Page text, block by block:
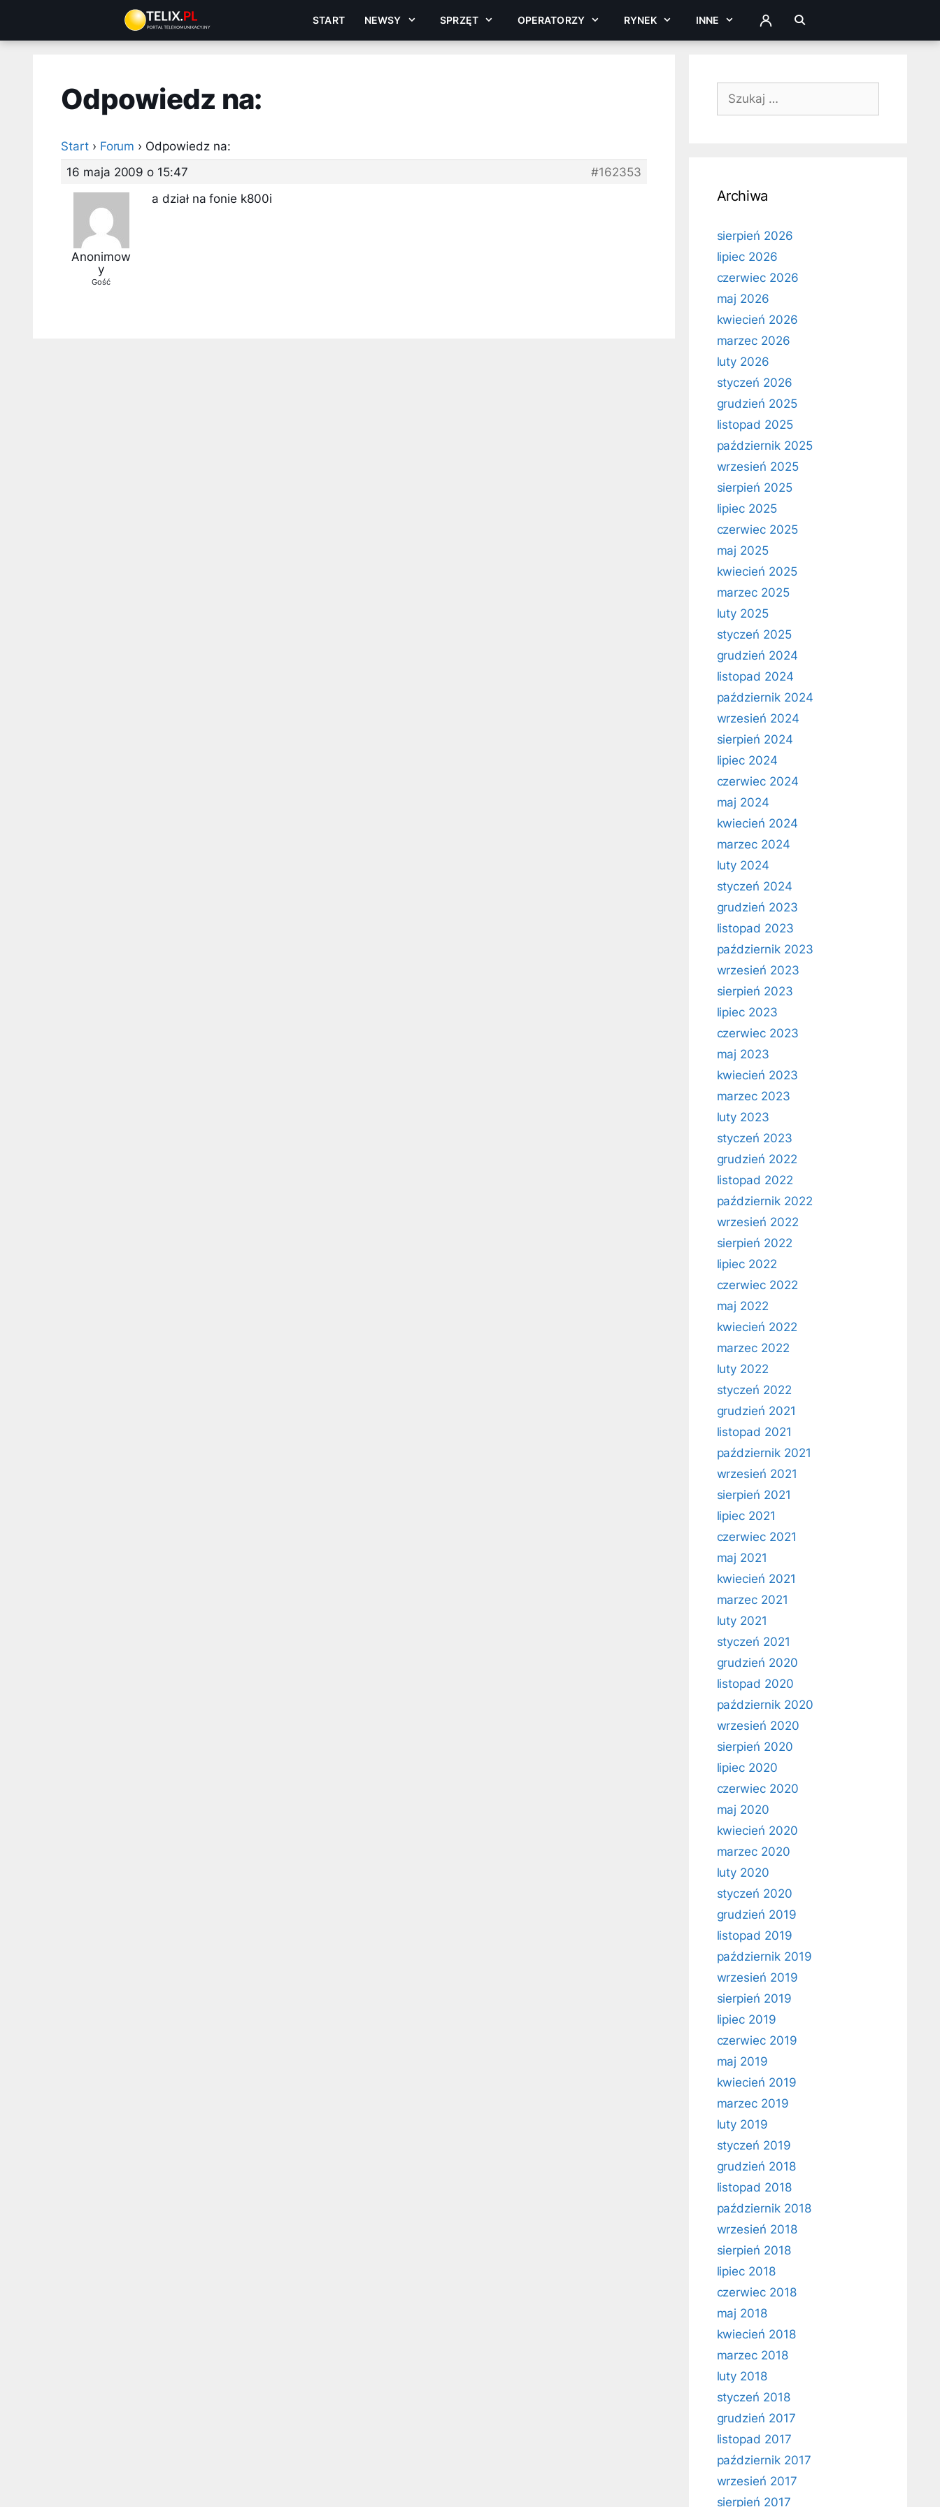
treści
START NEWSY SPRZĘT OPERATORZY RYNEK INNE ZALOGUJ
Odpowiedz na:
Start › Forum › Odpowiedz na:
16 maja 2009 o 15:47
#162353
Anonimow
y
Gość
a dział na fonie k800i
Szukaj:
Archiwa
sierpień 2026
lipiec 2026
czerwiec 2026
maj 2026
kwiecień 2026
marzec 2026
luty 2026
styczeń 2026
grudzień 2025
listopad 2025
październik 2025
wrzesień 2025
sierpień 2025
lipiec 2025
czerwiec 2025
maj 2025
kwiecień 2025
marzec 2025
luty 2025
styczeń 2025
grudzień 2024
listopad 2024
październik 2024
wrzesień 2024
sierpień 2024
lipiec 2024
czerwiec 2024
maj 2024
kwiecień 2024
marzec 2024
luty 2024
styczeń 2024
grudzień 2023
listopad 2023
październik 2023
wrzesień 2023
sierpień 2023
lipiec 2023
czerwiec 2023
maj 2023
kwiecień 2023
marzec 2023
luty 2023
styczeń 2023
grudzień 2022
listopad 2022
październik 2022
wrzesień 2022
sierpień 2022
lipiec 2022
czerwiec 2022
maj 2022
kwiecień 2022
marzec 2022
luty 2022
styczeń 2022
grudzień 2021
listopad 2021
październik 2021
wrzesień 2021
sierpień 2021
lipiec 2021
czerwiec 2021
maj 2021
kwiecień 2021
marzec 2021
luty 2021
styczeń 2021
grudzień 2020
listopad 2020
październik 2020
wrzesień 2020
sierpień 2020
lipiec 2020
czerwiec 2020
maj 2020
kwiecień 2020
marzec 2020
luty 2020
styczeń 2020
grudzień 2019
listopad 2019
październik 2019
wrzesień 2019
sierpień 2019
lipiec 2019
czerwiec 2019
maj 2019
kwiecień 2019
marzec 2019
luty 2019
styczeń 2019
grudzień 2018
listopad 2018
październik 2018
wrzesień 2018
sierpień 2018
lipiec 2018
czerwiec 2018
maj 2018
kwiecień 2018
marzec 2018
luty 2018
styczeń 2018
grudzień 2017
listopad 2017
październik 2017
wrzesień 2017
sierpień 2017